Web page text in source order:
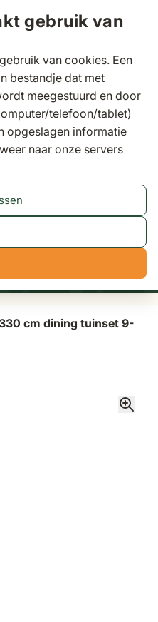
gebruik van
van cookies. Een
bestandje dat met
meegestuurd en door
telefoon/tablet)
opgeslagen informatie
naar onze servers
Binnen 3 dagen
Trente 330 cm dining
NaN NaN
cm dining tuinset 9-